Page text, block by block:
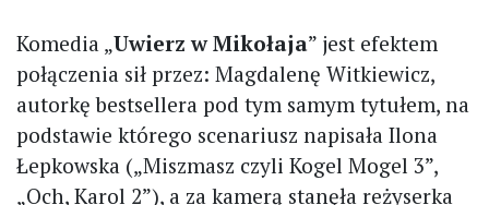
Komedia „Uwierz w Mikołaja” jest efektem
połączenia sił przez: Magdalenę Witkiewicz,
autorkę bestsellera pod tym samym tytułem, na
podstawie którego scenariusz napisała Ilona
Łepkowska („Miszmasz czyli Kogel Mogel 3”,
„Och, Karol 2”), a za kamerą stanęła reżyserka